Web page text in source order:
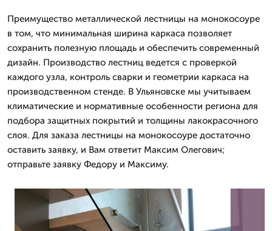
Преимущество металлической лестницы на монокосоуре
в том, что минимальная ширина каркаса позволяет
сохранить полезную площадь и обеспечить современный
дизайн. Производство лестниц ведется с проверкой
каждого узла, контроль сварки и геометрии каркаса на
производственном стенде. В Ульяновске мы учитываем
климатические и нормативные особенности региона для
подбора защитных покрытий и толщины лакокрасочного
слоя. Для заказа лестницы на монокосоуре достаточно
оставить заявку, и Вам ответит Максим Олегович;
отправьте заявку Федору и Максиму.